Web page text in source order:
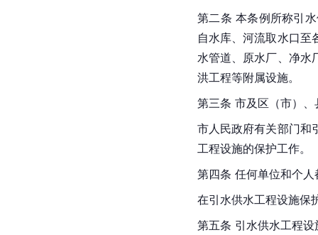
第二条 本条例所称引
自水库、河流取水口至
水管道、原水厂、净水
洪工程等附属设施。
第三条 市及区（市）
市人民政府有关部门和
工程设施的保护工作。
第四条 任何单位和个
在引水供水工程设施保
第五条 引水供水工程